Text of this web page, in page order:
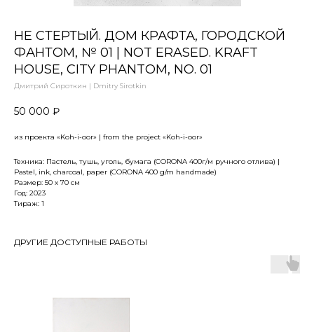
НЕ СТЕРТЫЙ. ДОМ КРАФТА, ГОРОДСКОЙ
ФАНТОМ, № 01 | NOT ERASED. KRAFT
HOUSE, CITY PHANTOM, NO. 01
Дмитрий Сироткин | Dmitry Sirotkin
50 000 ₽
из проекта «Koh-i-oor» | from the project «Koh-i-oor»
Техника: Пастель, тушь, уголь, бумага (CORONA 400г/м ручного отлива) |
Pastel, ink, charcoal, paper (CORONA 400 g/m handmade)
Размер: 50 х 70 см
Год: 2023
Тираж: 1
ДРУГИЕ ДОСТУПНЫЕ РАБОТЫ